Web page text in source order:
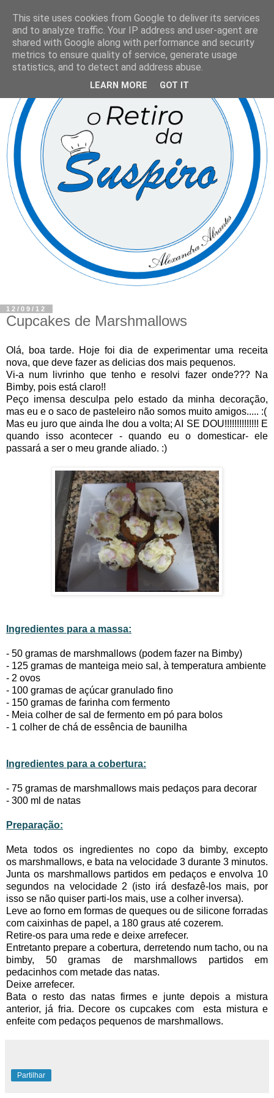
12/09/12
Cupcakes de Marshmallows
Olá, boa tarde. Hoje foi dia de experimentar uma receita
nova, que deve fazer as delicias dos mais pequenos.
Vi-a num livrinho que tenho e resolvi fazer onde??? Na
Bimby, pois está claro!!
Peço imensa desculpa pelo estado da minha decoração,
mas eu e o saco de pasteleiro não somos muito amigos..... :(
Mas eu juro que ainda lhe dou a volta; AI SE DOU!!!!!!!!!!!!!! E
quando isso acontecer - quando eu o domesticar- ele
passará a ser o meu grande aliado. :)
Ingredientes para a massa:
- 50 gramas de marshmallows (podem fazer na Bimby)
- 125 gramas de manteiga meio sal, à temperatura ambiente
- 2 ovos
- 100 gramas de açúcar granulado fino
- 150 gramas de farinha com fermento
- Meia colher de sal de fermento em pó para bolos
- 1 colher de chá de essência de baunilha
Ingredientes para a cobertura:
- 75 gramas de marshmallows mais pedaços para decorar
- 300 ml de natas
Preparação:
Meta todos os ingredientes no copo da bimby, excepto
os marshmallows, e bata na velocidade 3 durante 3 minutos.
Junta os marshmallows partidos em pedaços e envolva 10
segundos na velocidade 2 (isto irá desfazê-los mais, por
isso se não quiser parti-los mais, use a colher inversa).
Leve ao forno em formas de queques ou de silicone forradas
com caixinhas de papel, a 180 graus até cozerem.
Retire-os para uma rede e deixe arrefecer.
Entretanto prepare a cobertura, derretendo num tacho, ou na
bimby, 50 gramas de marshmallows partidos em
pedacinhos com metade das natas.
Deixe arrefecer.
Bata o resto das natas firmes e junte depois a mistura
anterior, já fria. Decore os cupcakes com esta mistura e
enfeite com pedaços pequenos de marshmallows.
Partilhar
This site uses cookies from Google to deliver its services
and to analyze traffic. Your IP address and user-agent are
shared with Google along with performance and security
metrics to ensure quality of service, generate usage
statistics, and to detect and address abuse.
LEARN MORE GOT IT